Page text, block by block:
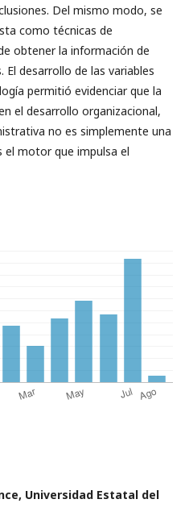
Del mismo modo, se
como técnicas de
obtener la información de
desarrollo de las variables
permitió evidenciar que la
el desarrollo organizacional,
no es simplemente una
el motor que impulsa el
Universidad Estatal del